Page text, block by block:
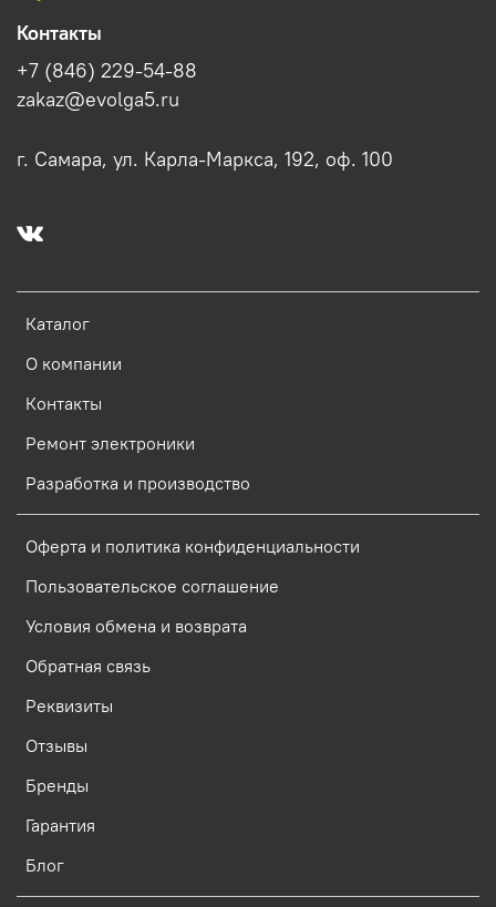
Каталог
О компании
Контакты
Ремонт электроники
Разработка и производство
Оферта и политика конфиденциальности
Пользовательское соглашение
Условия обмена и возврата
Обратная связь
Реквизиты
Отзывы
Бренды
Гарантия
Блог
Контакты
+7 (846) 229-54-88
zakaz@evolga5.ru
г. Самара, ул. Карла-Маркса, 192, оф. 100